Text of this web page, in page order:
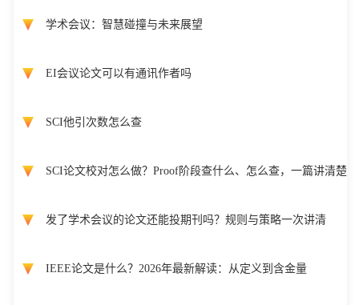
学术会议：智慧碰撞与未来展望
EI会议论文可以有通讯作者吗
SCI他引次数怎么查
SCI论文校对怎么做？Proof阶段查什么、怎么查，一篇讲清楚
发了学术会议的论文还能投期刊吗？规则与策略一次讲清
IEEE论文是什么？2026年最新解读：从定义到含金量